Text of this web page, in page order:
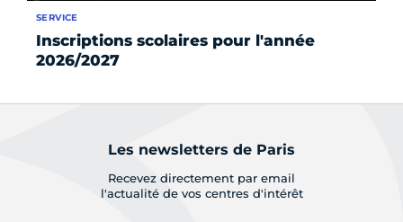
Inscriptions scolaires pour l'année
2026/2027
SERVICE
Les newsletters de Paris
Recevez directement par email
l'actualité de vos centres d'intérêt